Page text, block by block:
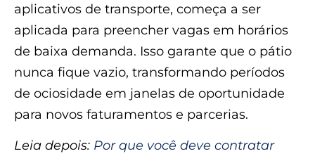
aplicativos de transporte, começa a ser
aplicada para preencher vagas em horários
de baixa demanda. Isso garante que o pátio
nunca fique vazio, transformando períodos
de ociosidade em janelas de oportunidade
para novos faturamentos e parcerias.
Leia depois: Por que você deve contratar